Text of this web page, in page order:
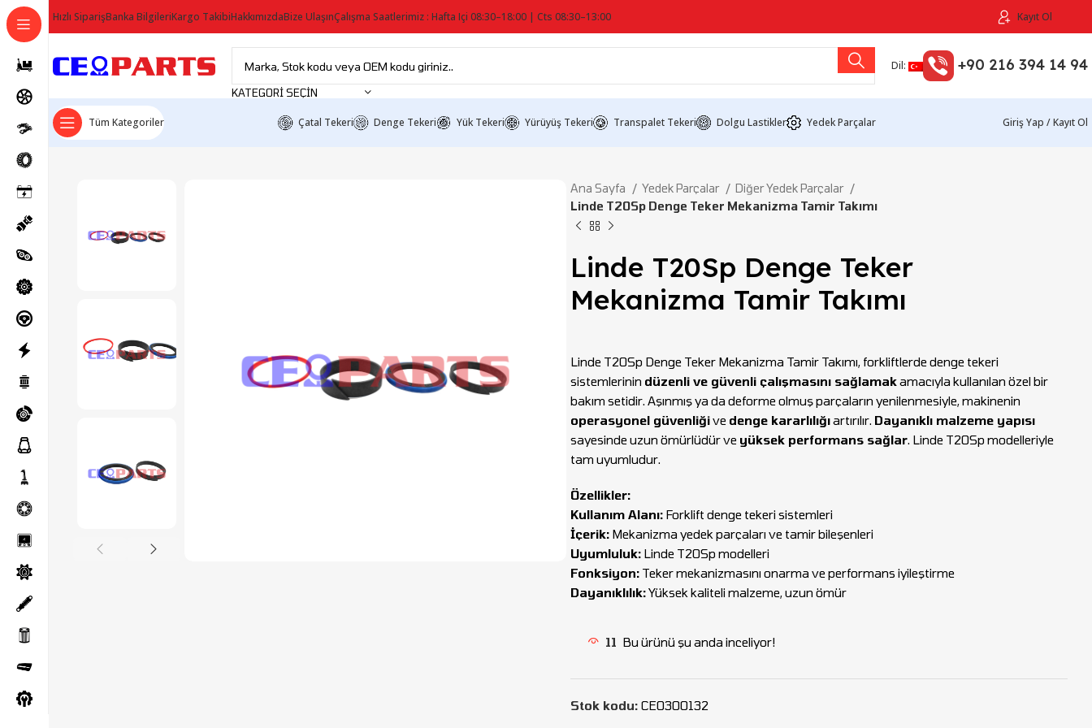
Hızlı SiparişBanka BilgileriKargo TakibiHakkımızdaBize UlaşınÇalışma Saatlerimiz : Hafta Içi 08:30–18:00 | Cts 08:30–13:00 Kayıt Ol
KATEGORI SEÇIN
Dil: +90 216 394 14 94
Tüm Kategoriler Çatal Tekeri Denge Tekeri Yük Tekeri Yürüyüş Tekeri Transpalet Tekeri Dolgu Lastikler Yedek Parçalar Giriş Yap / Kayıt Ol
Ana Sayfa Yedek Parçalar
Diğer Yedek Parçalar
Linde T20Sp Denge Teker Mekanizma Tamir Takımı
Linde T20Sp Denge Teker
Mekanizma Tamir Takımı
Linde T20Sp Denge Teker Mekanizma Tamir Takımı, forkliftlerde denge tekeri
sistemlerinin düzenli ve güvenli çalışmasını sağlamakamacıyla kullanılan özel bir
bakım setidir. Aşınmış ya da deforme olmuş parçaların yenilenmesiyle, makinenin
operasyonel güvenliğive denge kararlılığıartırılır. Dayanıklı malzeme yapısı
sayesinde uzun ömürlüdür ve yüksek performans sağlar. Linde T20Sp modelleriyle
tam uyumludur.
Özellikler:
Kullanım Alanı: Forklift denge tekeri sistemleri
İçerik: Mekanizma yedek parçaları ve tamir bileşenleri
Uyumluluk: Linde T20Sp modelleri
Fonksiyon: Teker mekanizmasını onarma ve performans iyileştirme
Dayanıklılık:Yüksek kaliteli malzeme, uzun ömür
11 Bu ürünü şu anda inceliyor!
Stok kodu: CEO300132